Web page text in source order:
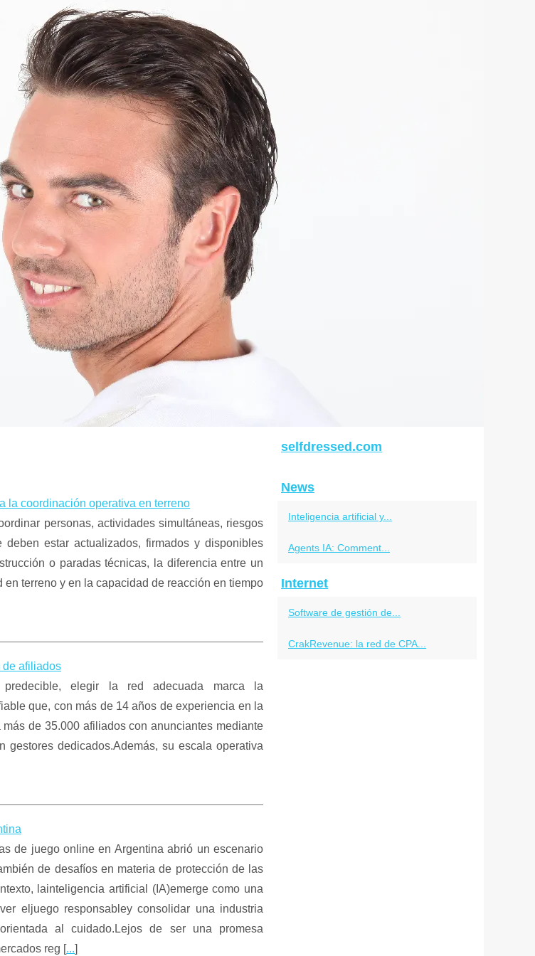
la coordinación operativa en terreno
personas, actividades simultáneas, riesgos
estar actualizados, firmados y disponibles
o paradas técnicas, la diferencia entre un
terreno y en la capacidad de reacción en tiempo
de afiliados
elegir la red adecuada marca la
que, con más de 14 años de experiencia en la
de 35.000 afiliados con anunciantes mediante
gestores dedicados.Además, su escala operativa
de juego online en Argentina abrió un escenario
de desafíos en materia de protección de las
lainteligencia artificial (IA)emerge como una
eljuego responsabley consolidar una industria
al cuidado.Lejos de ser una promesa
reg [...]
selfdressed.com
News
Inteligencia artificial y...
Agents IA: Comment...
Internet
Software de gestión de...
CrakRevenue: la red de CPA...